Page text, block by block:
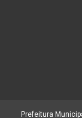
Prefeitura